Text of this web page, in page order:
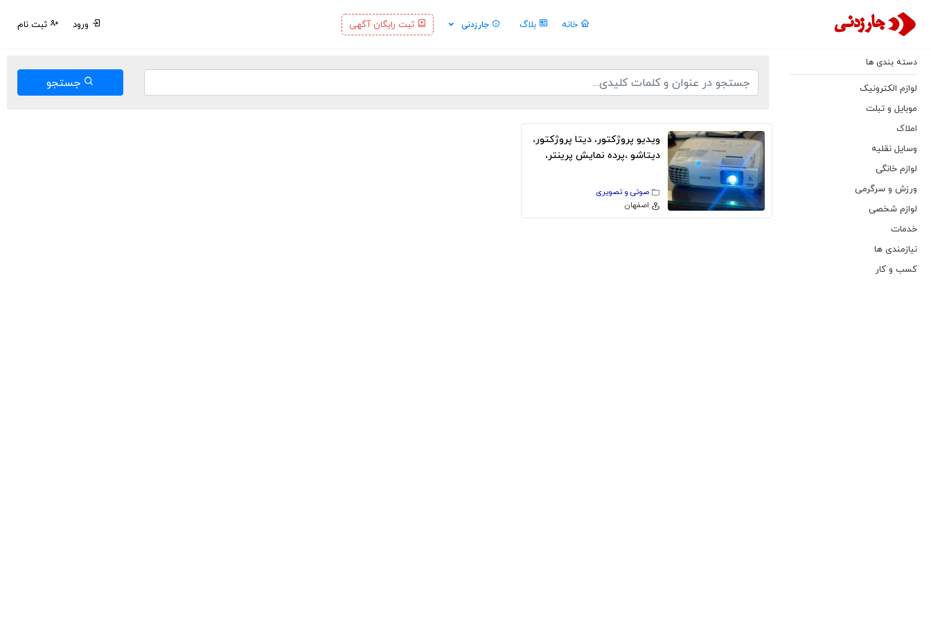
خانه بلاگ جارزدنی ثبت رایگان آگهی ورود ثبت نام
دسته بندی ها
لوازم الکترونیک
موبایل و تبلت
املاک
وسایل نقلیه
لوازم خانگی
ورزش و سرگرمی
لوازم شخصی
خدمات
نیازمندی ها
کسب و کار
جستجو
ویدیو پروژکتور، دیتا پروژکتور،
دیتاشو ،پرده نمایش پرینتر،
صوتی و تصویری
اصفهان